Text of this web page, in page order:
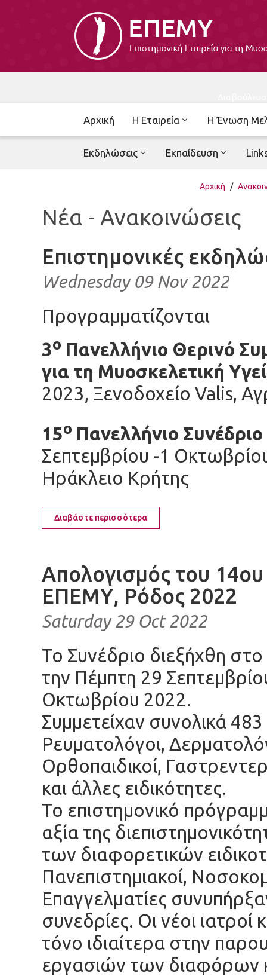
Αρχική Η Εταιρεία Η Ένωση
Εκδηλώσεις Εκπαίδευση
Αρχική /
Νέα - Ανακοινώσεις
Επιστημονικές
Wednesday 09 Nov 2022
Προγραμματίζονται
3ο Πανελλήνιο Θερινό
για τη Μυοσκελετική
2023, Ξενοδοχείο Valis,
15ο Πανελλήνιο
Σεπτεμβρίου -1
Ηράκλειο Κρήτης
Διαβάστε περισσότερα
Απολογισμός του
ΕΠΕΜΥ, Ρόδος 2022
Saturday 29 Oct 2022
Το Συνέδριο διεξήχθη
την Πέμπτη 29
Οκτωβρίου 2022.
Συμμετείχαν συνολικά
Ρευματολόγοι,
Ορθοπαιδικοί,
και άλλες ειδικότητες.
Το επιστημονικό
αξία της
των διαφορετικών
Πανεπιστημιακοί,
Επαγγελματίες
συνεδρίες. Οι νέοι ιατροί
τόνο ιδιαίτερα στην
εργασιών των διαφόρων